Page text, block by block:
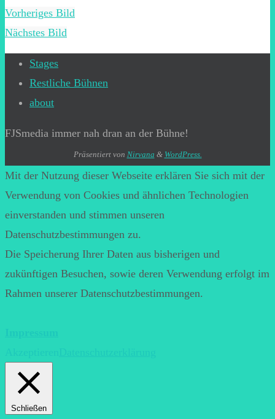
Vorheriges Bild
Nächstes Bild
Stages
Restliche Bühnen
about
FJSmedia immer nah dran an der Bühne!
Präsentiert von Nirvana & WordPress.
Mit der Nutzung dieser Webseite erklären Sie sich mit der
Verwendung von Cookies und ähnlichen Technologien
einverstanden und stimmen unseren
Datenschutzbestimmungen zu.
Die Speicherung Ihrer Daten aus bisherigen und
zukünftigen Besuchen, sowie deren Verwendung erfolgt im
Rahmen unserer Datenschutzbestimmungen.
Schließen